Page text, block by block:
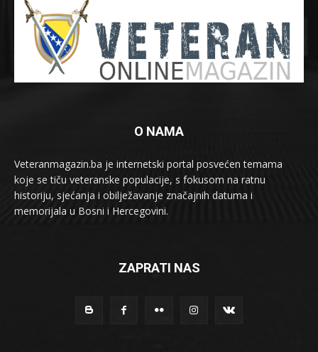
O NAMA
Veteranmagazin.ba je internetski portal posvećen temama
koje se tiču veteranske populacije, s fokusom na ratnu
historiju, sjećanja i obilježavanje značajnih datuma i
memorijala u Bosni i Hercegovini.
ZAPRATI NAS